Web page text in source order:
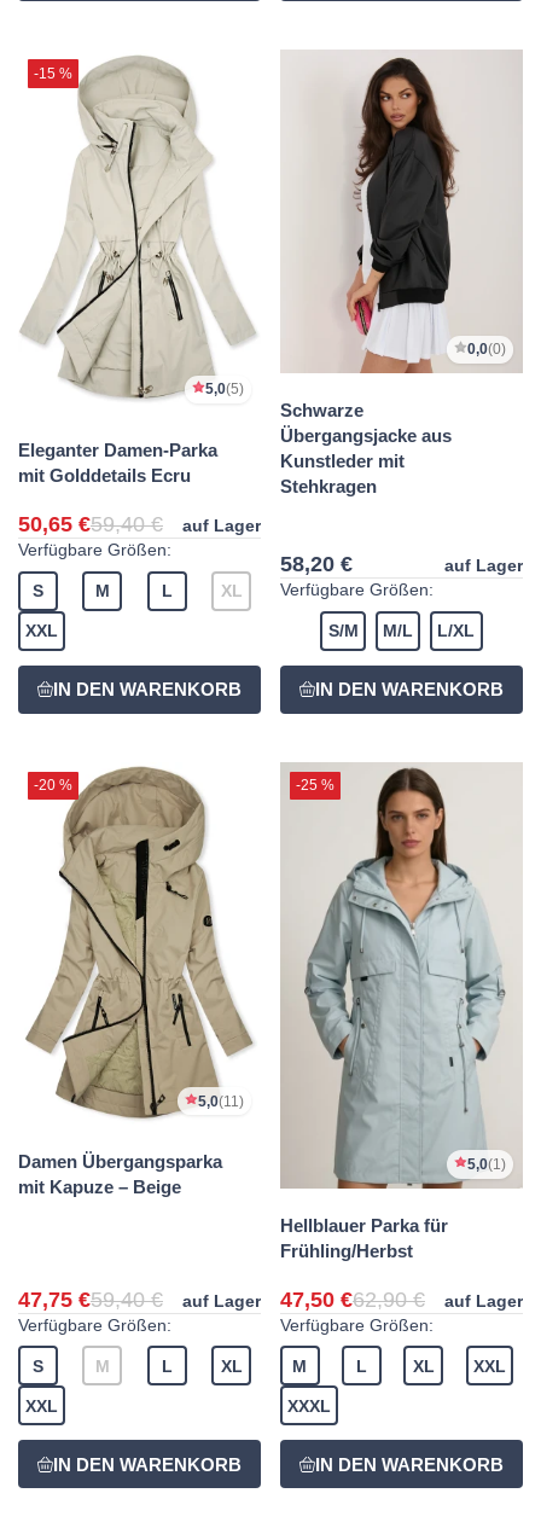
-15 %
5,0(5)
Eleganter Damen-Parka
mit Golddetails Ecru
50,65 €59,40 €
auf Lager
Verfügbare Größen:
S M L XL
XXL
0,0(0)
Schwarze
Übergangsjacke aus
Kunstleder mit
Stehkragen
58,20 €
auf Lager
Verfügbare Größen:
S/M M/L L/XL
-20 %
5,0(11)
Damen Übergangsparka
mit Kapuze – Beige
47,75 €59,40 €
auf Lager
Verfügbare Größen:
S M L XL
XXL
-25 %
5,0(1)
Hellblauer Parka für
Frühling/Herbst
47,50 €62,90 €
auf Lager
Verfügbare Größen:
M L XL XXL
XXXL